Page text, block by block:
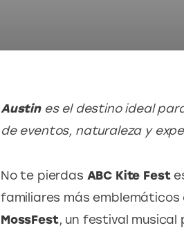
Austin es el destino ideal
de eventos, naturaleza y
No te pierdas ABC Kite Fest
familiares más emblemáticos
MossFest, un festival musical